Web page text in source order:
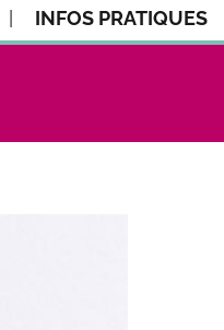
INFOS PRATIQUES